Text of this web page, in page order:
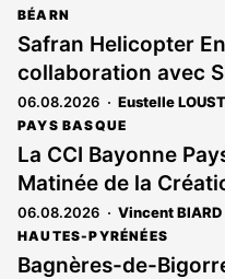
BÉARN
Safran Helicopter
collaboration avec
06.08.2026 Eustelle
PAYS BASQUE
La CCI Bayonne
Matinée de la
06.08.2026 Vincent BIARD
HAUTES-PYRÉNÉES
Bagnères-de-